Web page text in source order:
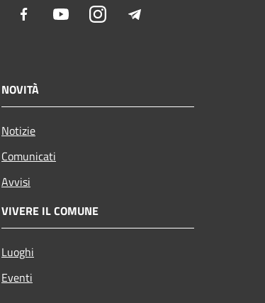
Facebook YoutubeInstagram
NOVITÀ
Notizie
Comunicati
Avvisi
VIVERE IL COMUNE
Luoghi
Eventi